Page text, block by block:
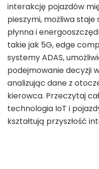
interakcję pojazdów
pieszymi, możliwa
płynna i
takie jak 5G, edge
systemy ADAS,
podejmowanie decyzji
analizując dane z
kierowca. Przeczytaj
technologia IoT i
kształtują przyszłość